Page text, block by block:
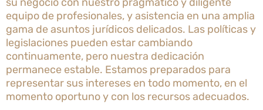
equipo de profesionales, y asistencia en una amplia
gama de asuntos jurídicos delicados. Las políticas y
legislaciones pueden estar cambiando
continuamente, pero nuestra dedicación
permanece estable. Estamos preparados para
representar sus intereses en todo momento, en el
momento oportuno y con los recursos adecuados.